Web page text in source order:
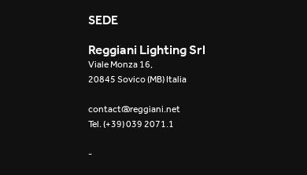
Mosaico Easy-IOS
Re Low LED
Unit 1X
SEDE
Reggiani Lighting Srl
Viale Monza 16,
20845 Sovico (MB) Italia
contact@reggiani.net
Tel. (+39) 039 2071.1
-